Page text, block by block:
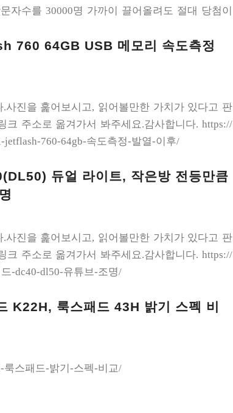
자수를 30000명 가까이 끌어올려도 절대 당첨이
어딘가 싶습니다. 제공 받은 제품은 USB 3.0 기반
니다. 다이소에서 파는 OTG 젠더보다는 고급스럽
안 비싸더군요. 제품명은 룩스핏 C to A USB젠더.
service/board/park/14103651 ..
760 64GB USB 메모리 속도측정
사진을 훑어보시고, 읽어볼만한 가치가 있다고 판
크 주소로 옮겨가서 봐주세요.감사합니다. https://
jetflash-760-64gb-속도측정-발열-이후/
듀얼 라이트, 작은방 전등만큼
사진을 훑어보시고, 읽어볼만한 가치가 있다고 판
크 주소로 옮겨가서 봐주세요.감사합니다. https://
-dc40-dl50-유튜브-조명/
K22H, 룩스패드 43H 밝기 스펙 비
룩스패드-밝기-스펙-비교/